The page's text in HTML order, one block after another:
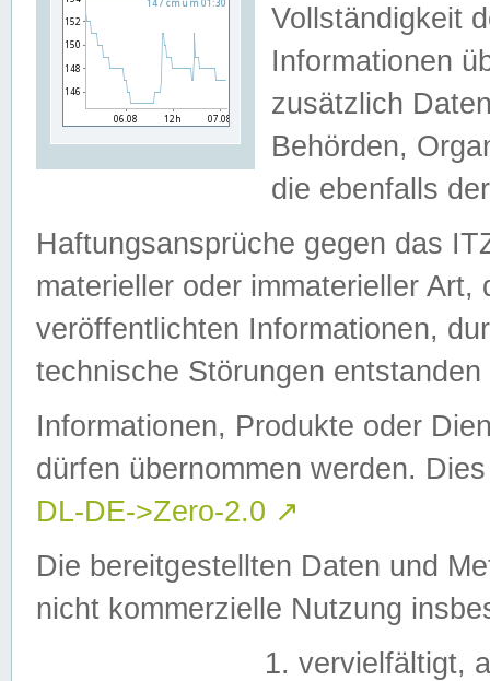
Vollständigkeit
Informationen
zusätzlich
Behörden,
die ebenfalls
Haftungsansprüche gegen das
materieller oder immaterieller
veröffentlichten Informationen,
technische Störungen
Informationen, Produkte oder
dürfen übernommen werden.
DL-DE->Zero-2.0 ↗
Die bereitgestellten Daten und
nicht kommerzielle Nutzung
vervielfältigt,